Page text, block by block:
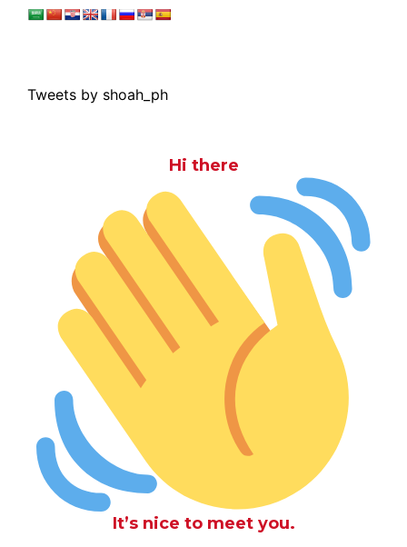
Tweets by shoah_ph
Hi there
It’s nice to meet you.